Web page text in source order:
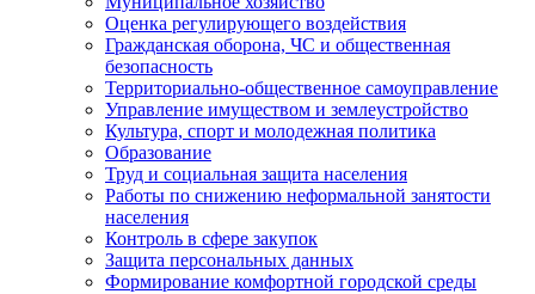
Оценка регулирующего воздействия
Гражданская оборона, ЧС и общественная
безопасность
Территориально-общественное самоуправление
Управление имуществом и землеустройство
Культура, спорт и молодежная политика
Образование
Труд и социальная защита населения
Работы по снижению неформальной занятости
населения
Контроль в сфере закупок
Защита персональных данных
Формирование комфортной городской среды